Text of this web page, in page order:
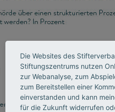
Die Websites des
Stiftungszentrums nutzen
zur Webanalyse, zum
zum Bereitstellen einer
einverstanden und kann
für die Zukunft widerrufen